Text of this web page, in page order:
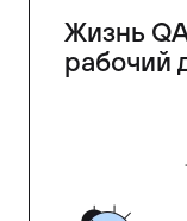
Жизнь
рабочий